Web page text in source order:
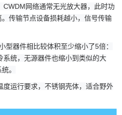
CWDM网络通常无光放大器，此时功
传输节点设备损耗越小，信号传输
型器件相比较体积至少缩小了5倍：
系统，无源器件也缩小到类似的大
。
度运行要求，不锈钢壳体，适合野外